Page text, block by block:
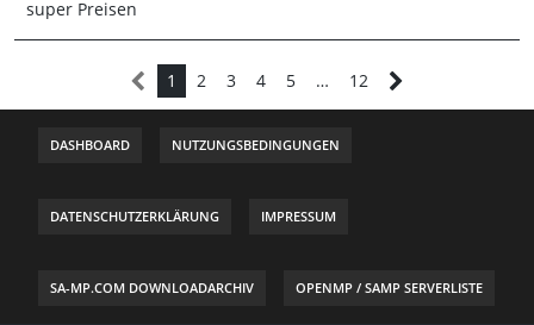
1 2 3 4 5 … 12
DASHBOARD NUTZUNGSBEDINGUNGEN
DATENSCHUTZERKLÄRUNG IMPRESSUM
SA-MP.COM DOWNLOADARCHIV OPENMP / SAMP SERVERLISTE